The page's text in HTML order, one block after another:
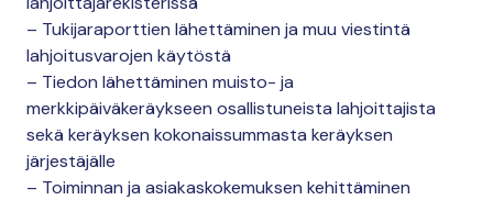
– Tukijaraporttien lähettäminen ja muu viestintä
lahjoitusvarojen käytöstä
– Tiedon lähettäminen muisto- ja
merkkipäiväkeräykseen osallistuneista lahjoittajista
sekä keräyksen kokonaissummasta keräyksen
järjestäjälle
– Toiminnan ja asiakaskokemuksen kehittäminen